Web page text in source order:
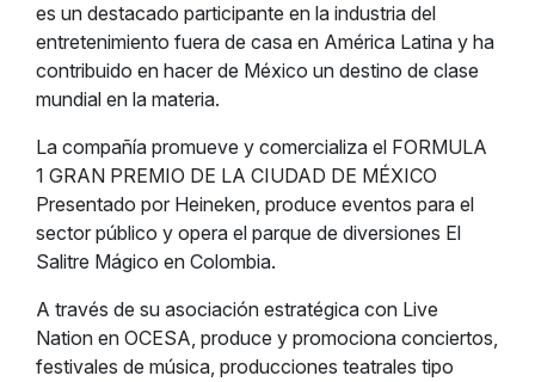
es un destacado participante en la industria del
entretenimiento fuera de casa en América Latina y ha
contribuido en hacer de México un destino de clase
mundial en la materia.
La compañía promueve y comercializa el FORMULA
1 GRAN PREMIO DE LA CIUDAD DE MÉXICO
Presentado por Heineken, produce eventos para el
sector público y opera el parque de diversiones El
Salitre Mágico en Colombia.
A través de su asociación estratégica con Live
Nation en OCESA, produce y promociona conciertos,
festivales de música, producciones teatrales tipo